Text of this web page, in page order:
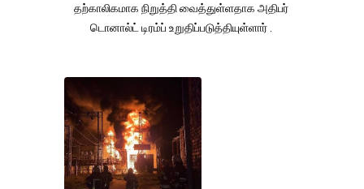
தற்காலிகமாக நிறுத்தி வைத்துள்ளதாக அதிபர்
டொனால்ட் டிரம்ப் உறுதிப்படுத்தியுள்ளார் .